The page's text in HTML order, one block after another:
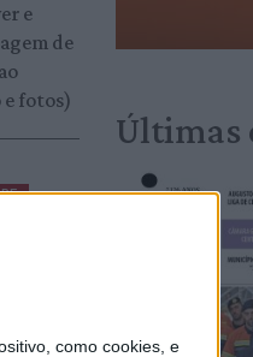
como cookies, e
e
de
fotos)
Últimas